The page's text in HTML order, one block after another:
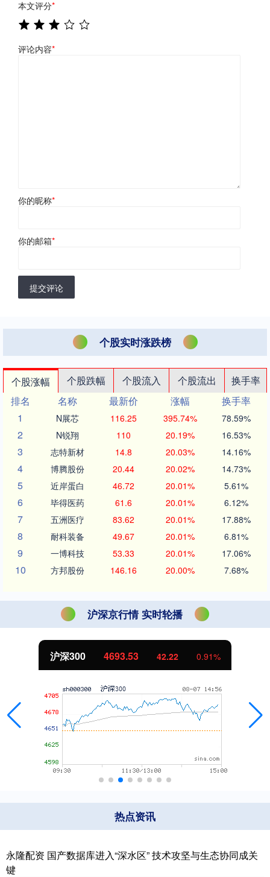
本文评分*
评论内容*
你的昵称*
你的邮箱*
提交评论
个股实时涨跌榜
个股涨幅 个股跌幅 个股流入 个股流出
换手率
排名
名称 最新价 涨幅
换手率
1
N展芯 116.25 395.74% 78.59%
2 N锐翔 110 20.19% 16.53%
3 志特新材 14.8 20.03% 14.16%
4 博腾股份 20.44 20.02% 14.73%
5 近岸蛋白 46.72 20.01% 5.61%
6 毕得医药 61.6 20.01% 6.12%
7 五洲医疗 83.62 20.01% 17.88%
8 耐科装备 49.67 20.01% 6.81%
9 一博科技 53.33 20.01% 17.06%
10 方邦股份 146.16 20.00% 7.68%
沪深京行情 实时轮播
沪深300 4693.53 42.22 0.91%
热点资讯
永隆配资 国产数据库进入“深水区” 技术攻坚与生态协同成关
键